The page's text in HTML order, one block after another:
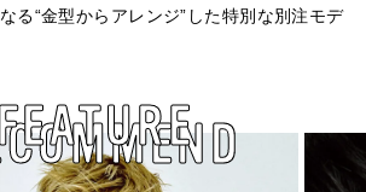
る“金型からアレンジ”した特別な別注モデ